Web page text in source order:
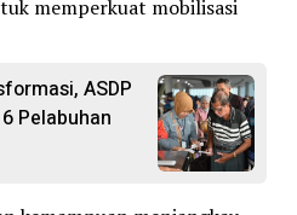
memperkuat mobilisasi
ASDP
Pelabuhan